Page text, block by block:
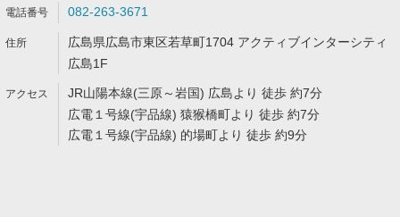
082-263-3671
広島県広島市東区若草町1704 アクティブインターシティ
広島1F
JR山陽本線(三原～岩国) 広島より 徒歩 約7分
広電１号線(宇品線) 猿猴橋町より 徒歩 約7分
広電１号線(宇品線) 的場町より 徒歩 約9分